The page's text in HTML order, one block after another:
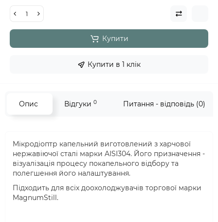
Купити
Купити в 1 клік
Опис Відгуки 0 Питання - відповідь (0)
Мікродіоптр капельний виготовлений з харчової
нержавіючої сталі марки AISI304. Його призначення -
візуалізація процесу покапельного відбору та
полегшення його налаштування.
Підходить для всіх доохолоджувачів торгової марки
MagnumStill.